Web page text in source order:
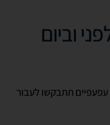
וביום
עפעפיים תתבקשו לעבור